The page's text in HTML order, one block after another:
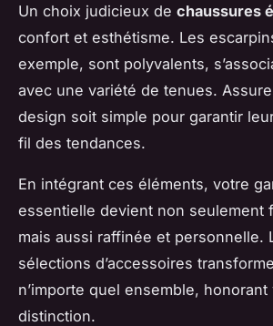
Un choix judicieux de chaussures
confort et esthétisme. Les
exemple, sont polyvalents,
avec une variété de tenues.
design soit simple pour garantir
fil des tendances.
En intégrant ces éléments, votre
essentielle devient non seulement
mais aussi raffinée et personnelle.
sélections d’accessoires
n’importe quel ensemble,
distinction.